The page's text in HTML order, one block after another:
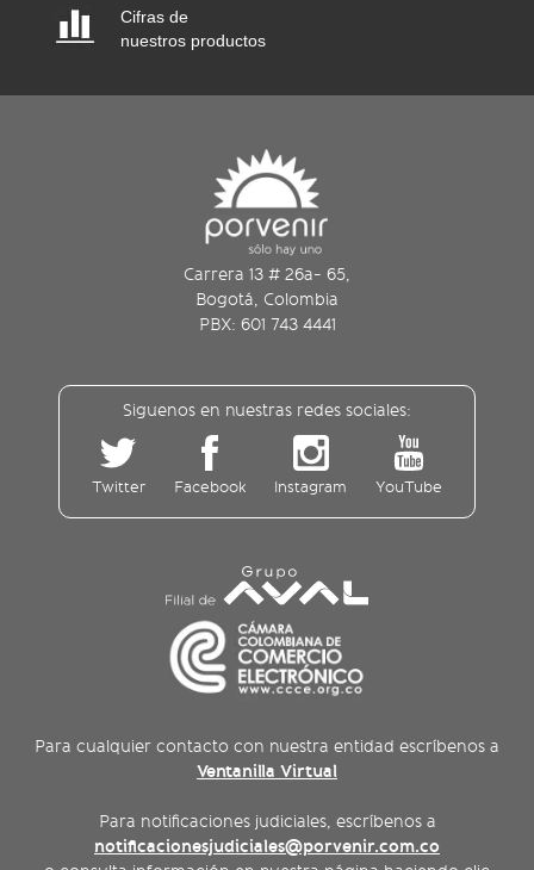
Cifras de
nuestros productos
Carrera 13 # 26a- 65,
Bogotá, Colombia
PBX: 601 743 4441
Siguenos en nuestras redes sociales:
Twitter Facebook Instagram YouTube
Para cualquier contacto con nuestra entidad escríbenos a
Ventanilla Virtual
Para notificaciones judiciales, escríbenos a
notificacionesjudiciales@porvenir.com.co